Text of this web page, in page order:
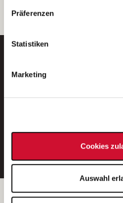
Ihre Einwilligung
indem Sie die Cookie-
unserer
Präferenzen
Statistiken
Marketing
Cookies
Auswahl
E-Mail-Adresse
Betreiber der Webseite